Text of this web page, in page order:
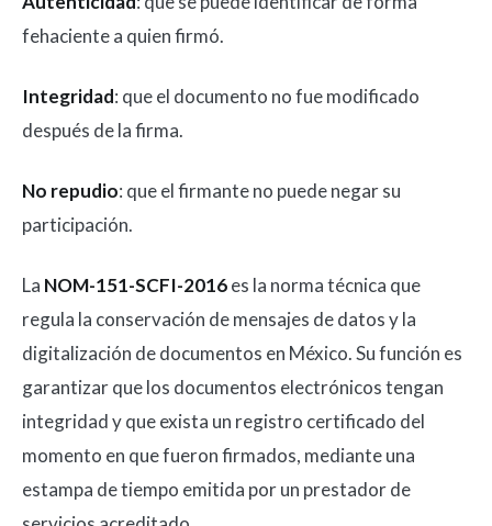
fehaciente a quien firmó.
Integridad: que el documento no fue modificado
después de la firma.
No repudio: que el firmante no puede negar su
participación.
La NOM-151-SCFI-2016es la norma técnica que
regula la conservación de mensajes de datos y la
digitalización de documentos en México. Su función es
garantizar que los documentos electrónicos tengan
integridad y que exista un registro certificado del
momento en que fueron firmados, mediante una
estampa de tiempo emitida por un prestador de